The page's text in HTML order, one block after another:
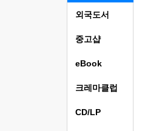
외국도서
중고샵
eBook
크레마클럽
CD/LP